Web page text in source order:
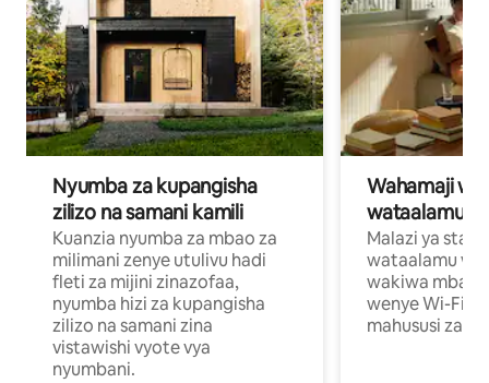
Nyumba za kupangisha
zilizo na samani kamili
Kuanzia nyumba za mbao za
milimani zenye utulivu hadi
fleti za mijini zinazofaa,
nyumba hizi za kupangisha
zilizo na samani zina
vistawishi vyote vya
nyumbani.
Wahamaji
wataalamu
Malazi ya
wataalamu
wakiwa mbali
wenye Wi-Fi
mahususi za